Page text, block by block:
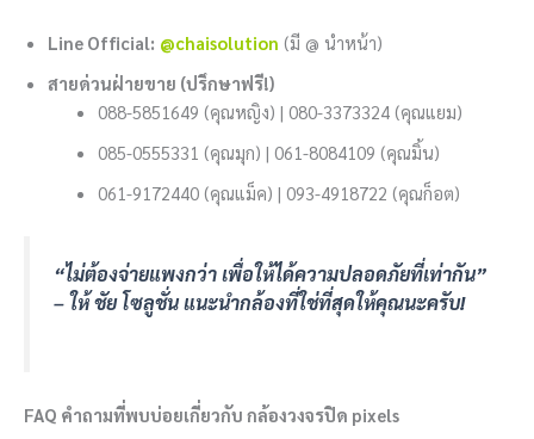
Line Official: @chaisolution (มี @ นำหน้า)
สายด่วนฝ่ายขาย (ปรึกษาฟรี!)
088-5851649 (คุณหญิง) | 080-3373324 (คุณแยม)
085-0555331 (คุณมุก) | 061-8084109 (คุณมิ้น)
061-9172440 (คุณแม็ค) | 093-4918722 (คุณก็อต)
“ไม่ต้องจ่ายแพงกว่า เพื่อให้ได้ความปลอดภัยที่เท่ากัน”
– ให้ ชัย โซลูชั่น แนะนำกล้องที่ใช่ที่สุดให้คุณนะครับ!
FAQ คำถามที่พบบ่อยเกี่ยวกับ กล้องวงจรปิด pixels